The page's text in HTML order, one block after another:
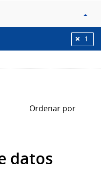
1
Ordenar por
datos